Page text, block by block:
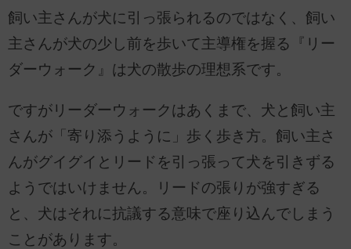
飼い主さんが犬に引っ張られるのではなく、飼い
主さんが犬の少し前を歩いて主導権を握る『リー
ダーウォーク』は犬の散歩の理想系です。
ですがリーダーウォークはあくまで、犬と飼い主
さんが「寄り添うように」歩く歩き方。飼い主さ
んがグイグイとリードを引っ張って犬を引きずる
ようではいけません。リードの張りが強すぎる
と、犬はそれに抗議する意味で座り込んでしまう
ことがあります。